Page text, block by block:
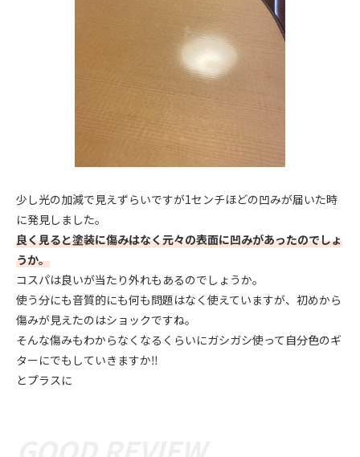
少し光の加減で見えずらいですが1センチほどの凹みが届いた時
に発見しました。
良く見ると塗装に傷みはなく元々の表面に凹みがあったのでしょ
うか。
コスパは良いが当たり外れもあるのでしょうか。
使う分にも音質的にも何も問題はなく使えていますが、初めから
傷みが見えたのはショックですね。
そんな傷みもわからなくなるくらいにガシガシ使って自分色のギ
ターにでもしていきますか‼︎
とプラスに